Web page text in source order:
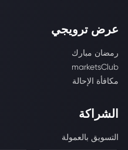
عرض ترويجي
رمضان مبارك
marketsClub
مكافأة الإحالة
الشراكة
التسويق بالعمولة